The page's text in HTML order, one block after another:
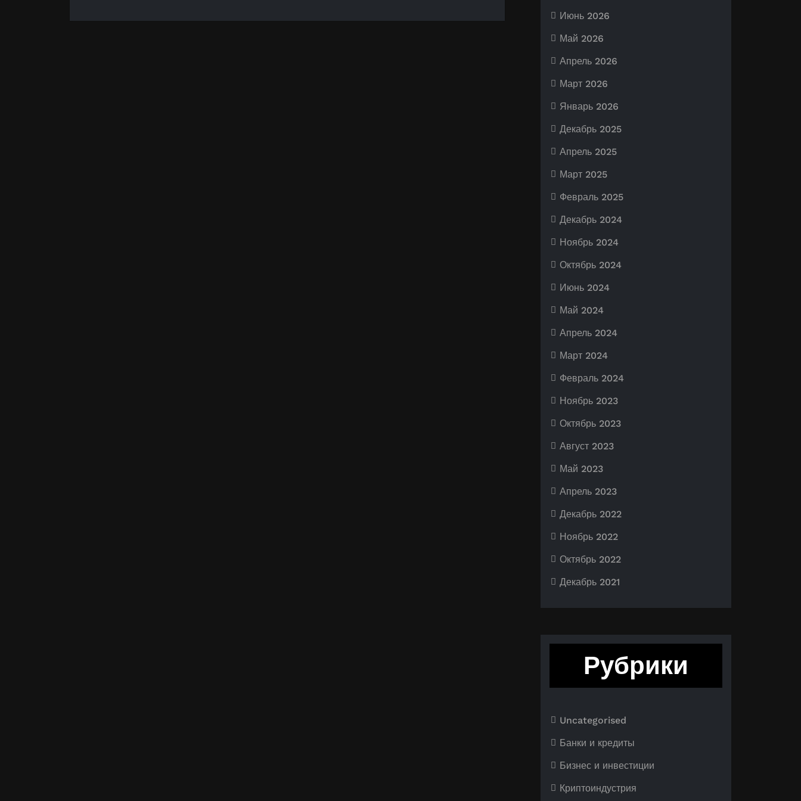
Июнь 2026
Май 2026
Апрель 2026
Март 2026
Январь 2026
Декабрь 2025
Апрель 2025
Март 2025
Февраль 2025
Декабрь 2024
Ноябрь 2024
Октябрь 2024
Июнь 2024
Май 2024
Апрель 2024
Март 2024
Февраль 2024
Ноябрь 2023
Октябрь 2023
Август 2023
Май 2023
Апрель 2023
Декабрь 2022
Ноябрь 2022
Октябрь 2022
Декабрь 2021
Рубрики
Uncategorised
Банки и кредиты
Бизнес и инвестиции
Криптоиндустрия